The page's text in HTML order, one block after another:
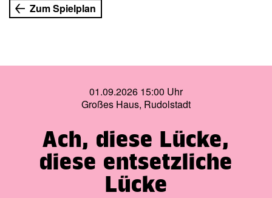
Zum Spielplan
01.09.2026 15:00 Uhr
Großes Haus, Rudolstadt
Ach, diese Lücke,
diese entsetzliche
Lücke